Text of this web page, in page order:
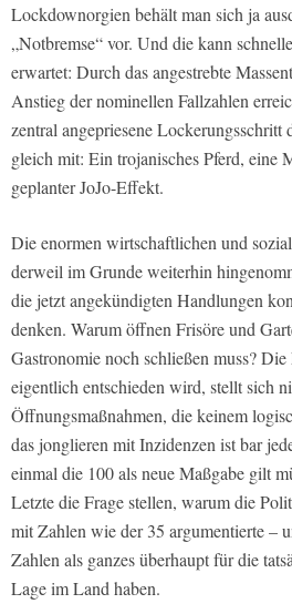
Lockdownorgien behält man sich ja
„Notbremse“ vor. Und die kann
erwartet: Durch das angestrebte
Anstieg der nominellen Fallzahlen
zentral angepriesene Lockerungsschritt
gleich mit: Ein trojanisches Pferd, eine
geplanter JoJo-Effekt.
Die enormen wirtschaftlichen und
derweil im Grunde weiterhin
die jetzt angekündigten Handlungen
denken. Warum öffnen Frisöre und
Gastronomie noch schließen muss?
eigentlich entschieden wird, stellt sich
Öffnungsmaßnahmen, die keinem
das jonglieren mit Inzidenzen ist bar
einmal die 100 als neue Maßgabe gilt
Letzte die Frage stellen, warum die
mit Zahlen wie der 35 argumentierte –
Zahlen als ganzes überhaupt für die
Lage im Land haben.